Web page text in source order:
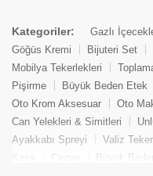
Kategoriler: Gazlı
Göğüs Kremi
Bijuteri Set
Mobilya Tekerlekleri
Pişirme
Büyük Beden Etek
Oto Krom Aksesuar
Oto
Can Yelekleri & Simitleri
Ayakkabı Spreyi
Valiz
Kasa
Cezve Büyük